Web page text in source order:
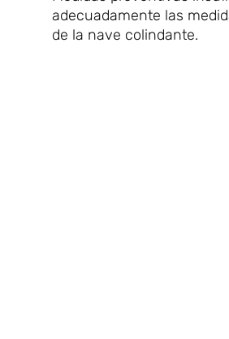
adecuadamente las
de la nave colindante.